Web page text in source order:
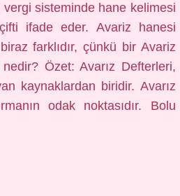
vergi sisteminde hane kelimesi
ifade eder. Avariz hanesi
farklıdır, çünkü bir Avariz
Özet: Avarız Defterleri,
kaynaklardan biridir. Avarız
odak noktasıdır. Bolu